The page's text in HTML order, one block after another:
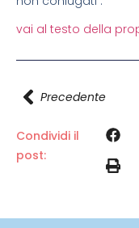
vai al testo della
Precedente
Condividi il
post: